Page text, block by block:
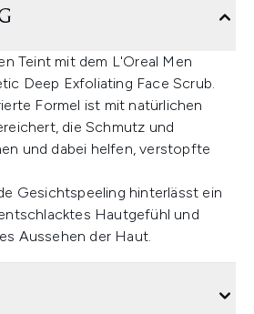
Teint mit dem L'Oreal Men
Deep Exfoliating Face Scrub.
Formel ist mit natürlichen
die Schmutz und
und dabei helfen, verstopfte
Gesichtspeeling hinterlässt ein
Hautgefühl und
Aussehen der Haut.